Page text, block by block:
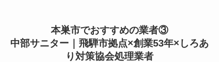
本巣市でおすすめの業者③
中部サニター｜飛騨市拠点×創業53年×しろあ
り対策協会処理業者